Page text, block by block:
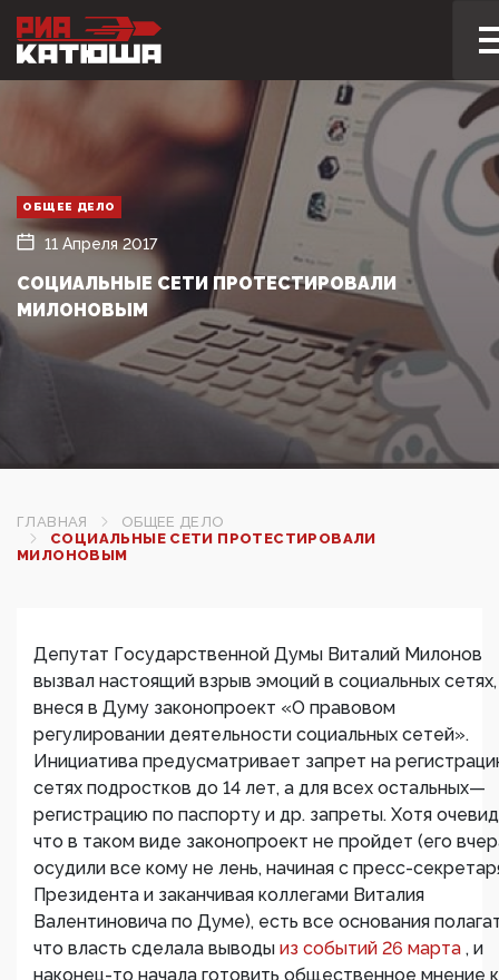
ОБЩЕЕ ДЕЛО
11 Апреля 2017
СОЦИАЛЬНЫЕ СЕТИ ПРОТЕСТИРОВАЛИ
МИЛОНОВЫМ
ГЛАВНАЯ
ОБЩЕЕ ДЕЛО
СОЦИАЛЬНЫЕ СЕТИ ПРОТЕСТИРОВАЛИ
МИЛОНОВЫМ
Депутат Государственной Думы Виталий Милонов
вызвал настоящий взрыв эмоций в социальных сетях,
внеся в Думу законопроект «О правовом
регулировании деятельности социальных сетей».
Инициатива предусматривает запрет на
сетях подростков до 14 лет, а для всех остальных—
регистрацию по паспорту и др. запреты. Хотя
что в таком виде законопроект не пройдет (его
осудили все кому не лень, начиная с пресс-
Президента и заканчивая коллегами Виталия
Валентиновича по Думе), есть все основания
что власть сделала выводы из событий 26 марта , и
наконец-то начала готовить общественное мнение к